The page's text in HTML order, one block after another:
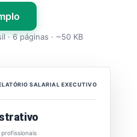
· 6 páginas · ~50 KB
SALARIAL EXECUTIVO
profissionais